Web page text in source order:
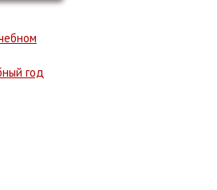
год